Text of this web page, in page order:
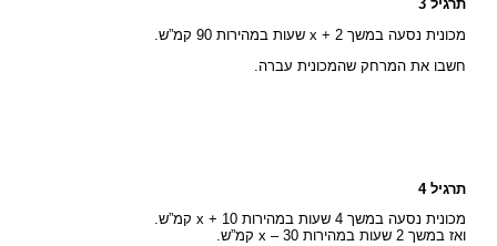
תרגיל 3
מכונית נסעה במשך x + 2 שעות במהירות 90 קמ”ש.
חשבו את המרחק שהמכונית עברה.
תרגיל 4
מכונית נסעה במשך 4 שעות במהירות x + 10 קמ”ש.
ואז במשך 2 שעות במהירות x – 30 קמ”ש.